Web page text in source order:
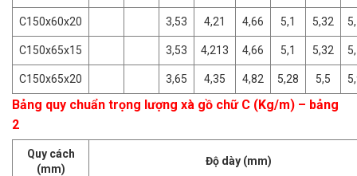
C150x60x20 3,53 4,21 4,66 5,1 5,32
C150x65x15 3,53 4,213 4,66 5,1 5,32
C150x65x20 3,65 4,35 4,82 5,28 5,5
Bảng quy chuẩn trọng lượng xà gồ chữ C (Kg/m) – bảng
2
Quy cách
(mm)
Độ dày (mm)